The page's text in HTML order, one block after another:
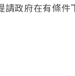
政府在有條件